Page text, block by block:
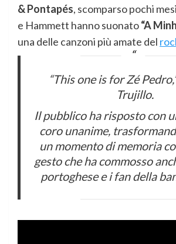
& Pontapés, scomparso pochi
e Hammett hanno suonato“A
una delle canzoni più amate del
“This one is for Zé
Trujillo.
Il pubblico ha risposto con
coro unanime,
un momento di memoria
gesto che ha commosso
portoghese e i fan della